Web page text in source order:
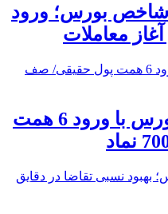
شاخص بورس؛ ورود
معاملات
رشد 130 هزار واحدی بورس با ورود 6 همت